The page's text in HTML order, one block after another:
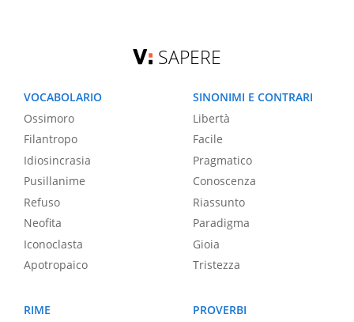
SAPERE
VOCABOLARIO
Ossimoro
Filantropo
Idiosincrasia
Pusillanime
Refuso
Neofita
Iconoclasta
Apotropaico
SINONIMI E CONTRARI
Libertà
Facile
Pragmatico
Conoscenza
Riassunto
Paradigma
Gioia
Tristezza
RIME
PROVERBI